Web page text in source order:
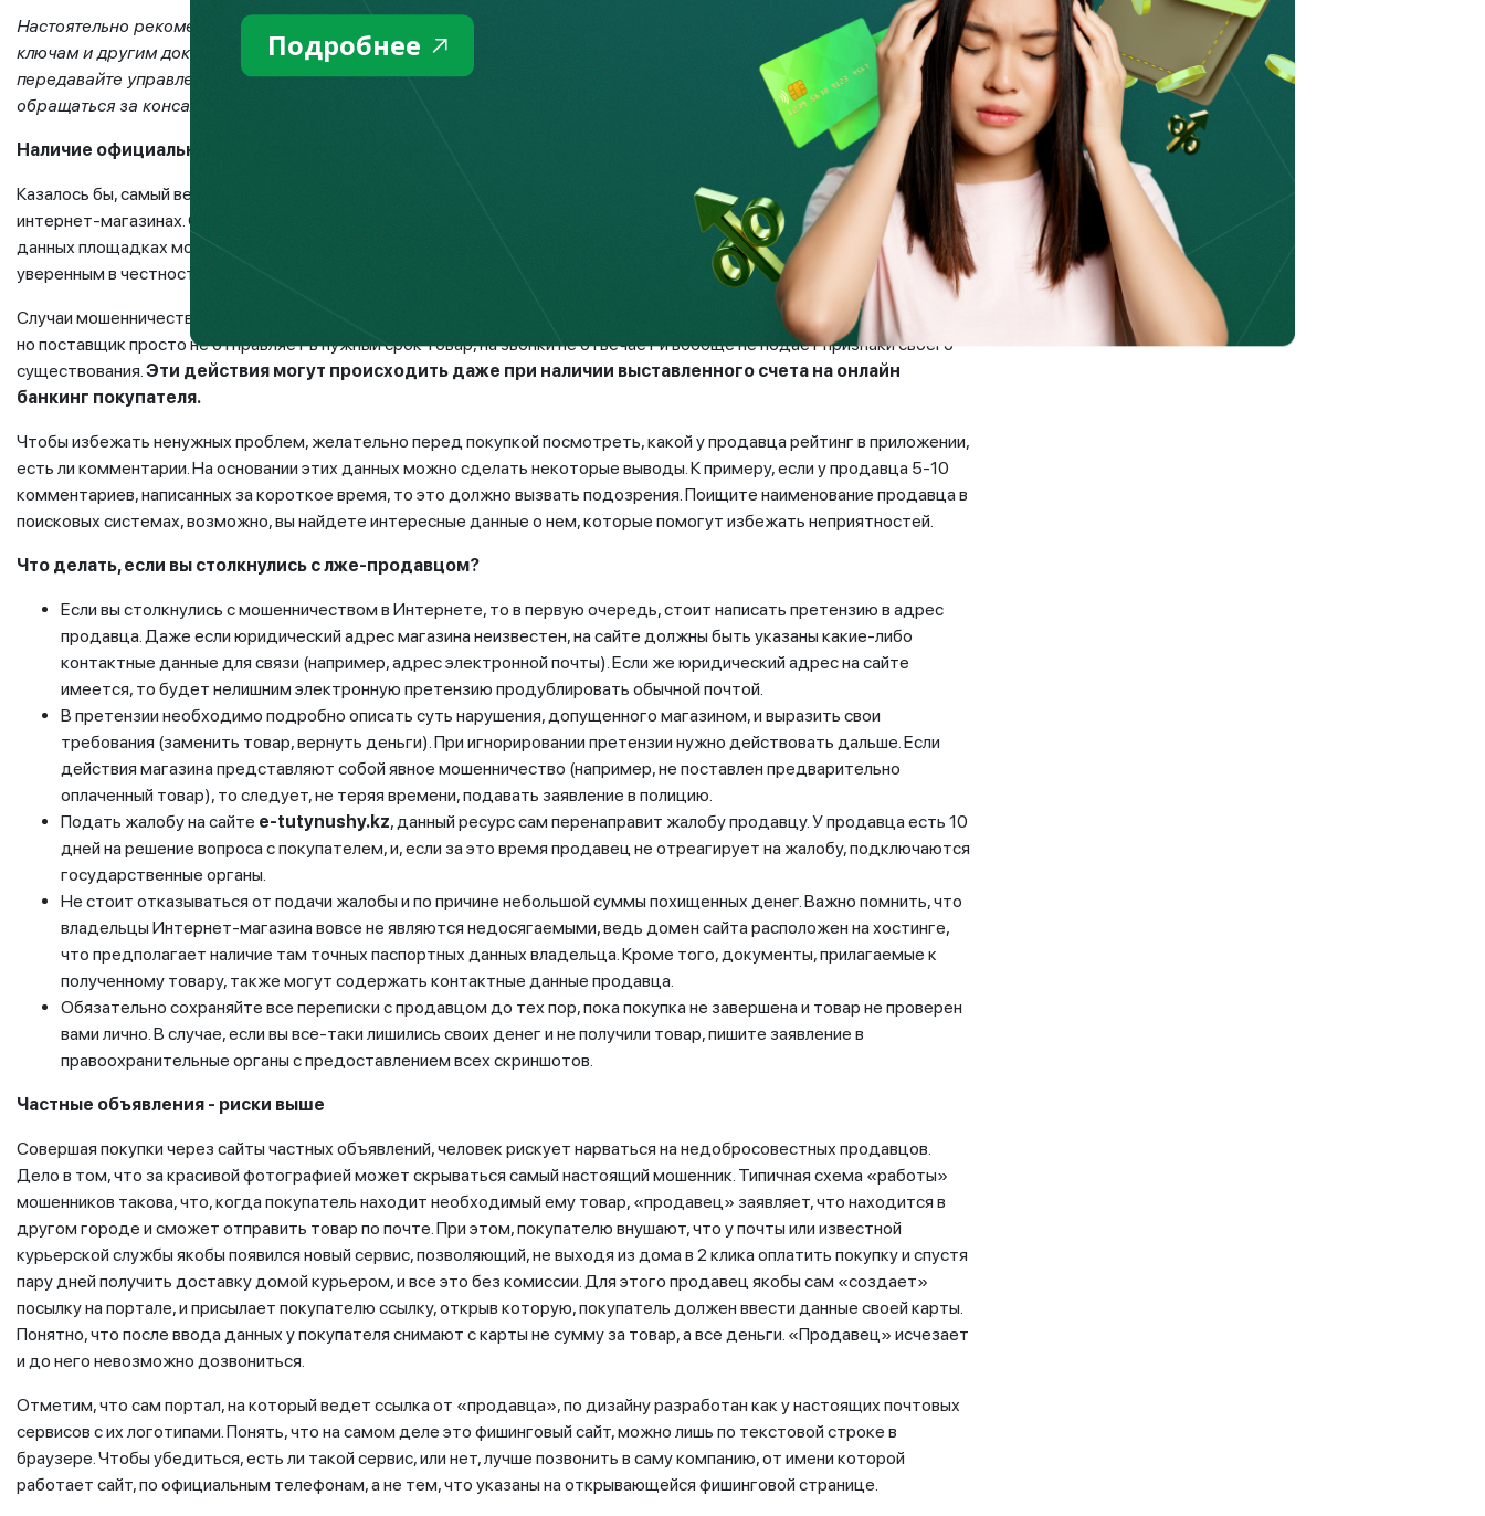
Настоятельно рекомендуем начинающим предпринимателям ограничить доступ к личным данным, электронным
ключам и другим документам вашего ИП/ТОО в пользование посторонними лицами. Ни в коем случае не
передавайте управление бизнеса посредникам. Незнание закона, не освобождает от ответственности! Либо
обращаться за консалтинговыми услугами к проверенным, положительно зарекомендовавшим компаниям.
Наличие официальных документов на ИП или ТОО – не гарантия
Казалось бы, самый верный и надежный способ совершать покупки через интернет — это шопинг в популярных
интернет-магазинах. Они доступны в мобильных приложениях многих крупных банков Казахстана. Считается, что на
данных площадках можно купить товары без риска быть обманутым, но реальность показывает, что полностью быть
уверенным в честности продавцов нельзя и здесь.
Случаи мошенничества сводятся к простой схеме. Покупатель заказывает товар, к примеру велосипед, оплачивает его,
но поставщик просто не отправляет в нужный срок товар, на звонки не отвечает и вообще не подает признаки своего
существования. Эти действия могут происходить даже при наличии выставленного счета на онлайн
банкинг покупателя.
Чтобы избежать ненужных проблем, желательно перед покупкой посмотреть, какой у продавца рейтинг в приложении,
есть ли комментарии. На основании этих данных можно сделать некоторые выводы. К примеру, если у продавца 5-10
комментариев, написанных за короткое время, то это должно вызвать подозрения. Поищите наименование продавца в
поисковых системах, возможно, вы найдете интересные данные о нем, которые помогут избежать неприятностей.
Что делать, если вы столкнулись с лже-продавцом?
Если вы столкнулись с мошенничеством в Интернете, то в первую очередь, стоит написать претензию в адрес
продавца. Даже если юридический адрес магазина неизвестен, на сайте должны быть указаны какие-либо
контактные данные для связи (например, адрес электронной почты). Если же юридический адрес на сайте
имеется, то будет нелишним электронную претензию продублировать обычной почтой.
В претензии необходимо подробно описать суть нарушения, допущенного магазином, и выразить свои
требования (заменить товар, вернуть деньги). При игнорировании претензии нужно действовать дальше. Если
действия магазина представляют собой явное мошенничество (например, не поставлен предварительно
оплаченный товар), то следует, не теряя времени, подавать заявление в полицию.
Подать жалобу на сайте e-tutynushy.kz, данный ресурс сам перенаправит жалобу продавцу. У продавца есть 10
дней на решение вопроса с покупателем, и, если за это время продавец не отреагирует на жалобу, подключаются
государственные органы.
Не стоит отказываться от подачи жалобы и по причине небольшой суммы похищенных денег. Важно помнить, что
владельцы Интернет-магазина вовсе не являются недосягаемыми, ведь домен сайта расположен на хостинге,
что предполагает наличие там точных паспортных данных владельца. Кроме того, документы, прилагаемые к
полученному товару, также могут содержать контактные данные продавца.
Обязательно сохраняйте все переписки с продавцом до тех пор, пока покупка не завершена и товар не проверен
вами лично. В случае, если вы все-таки лишились своих денег и не получили товар, пишите заявление в
правоохранительные органы с предоставлением всех скриншотов.
Частные объявления - риски выше
Совершая покупки через сайты частных объявлений, человек рискует нарваться на недобросовестных продавцов.
Дело в том, что за красивой фотографией может скрываться самый настоящий мошенник. Типичная схема «работы»
мошенников такова, что, когда покупатель находит необходимый ему товар, «продавец» заявляет, что находится в
другом городе и сможет отправить товар по почте. При этом, покупателю внушают, что у почты или известной
курьерской службы якобы появился новый сервис, позволяющий, не выходя из дома в 2 клика оплатить покупку и спустя
пару дней получить доставку домой курьером, и все это без комиссии. Для этого продавец якобы сам «создает»
посылку на портале, и присылает покупателю ссылку, открыв которую, покупатель должен ввести данные своей карты.
Понятно, что после ввода данных у покупателя снимают с карты не сумму за товар, а все деньги. «Продавец» исчезает
и до него невозможно дозвониться.
Отметим, что сам портал, на который ведет ссылка от «продавца», по дизайну разработан как у настоящих почтовых
сервисов с их логотипами. Понять, что на самом деле это фишинговый сайт, можно лишь по текстовой строке в
браузере. Чтобы убедиться, есть ли такой сервис, или нет, лучше позвонить в саму компанию, от имени которой
работает сайт, по официальным телефонам, а не тем, что указаны на открывающейся фишинговой странице.
Подробнее